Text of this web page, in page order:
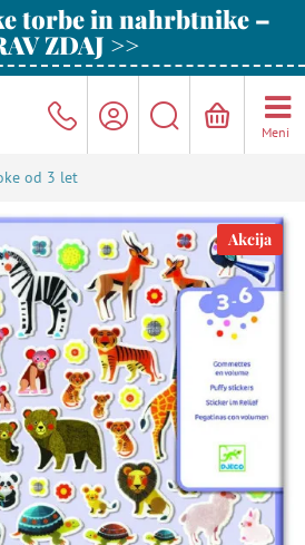
torbe in nahrbtnike –
ZDAJ >>
Meni
od 3 let
Akcija